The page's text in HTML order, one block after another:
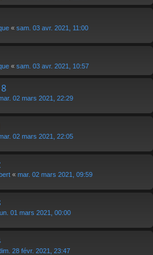
« sam. 03 avr. 2021, 11:00
« sam. 03 avr. 2021, 10:57
02 mars 2021, 22:29
02 mars 2021, 22:05
« mar. 02 mars 2021, 09:59
01 mars 2021, 00:00
28 févr. 2021, 23:47